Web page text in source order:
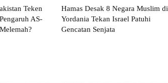
Teken
AS-
Hamas Desak 8 Negara Muslim di
Yordania Tekan Israel Patuhi
Gencatan Senjata